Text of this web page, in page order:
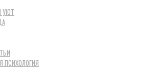
УЮТ
ПСИХОЛОГИЯ